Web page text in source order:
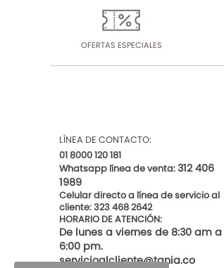
OFERTAS ESPECIALES
LÍNEA DE CONTACTO:
01 8000 120 181
Whatsapp línea de venta:312 406
1989
Celular directo a línea de servicio al
cliente: 323 468 2642
HORARIO DE ATENCIÓN:
De lunes a viernes de 8:30 am a
6:00 pm.
servicioalcliente@tania.co